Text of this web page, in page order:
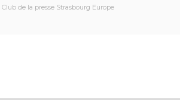
Club de la presse Strasbourg Europe